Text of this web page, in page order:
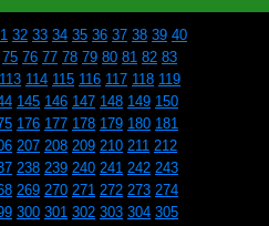
32 33 34 35 36 37 38 39 40
75 76 77 78 79 80 81 82 83
113 114 115 116 117 118 119
145 146 147 148 149 150
176 177 178 179 180 181
207 208 209 210 211 212
238 239 240 241 242 243
269 270 271 272 273 274
300 301 302 303 304 305